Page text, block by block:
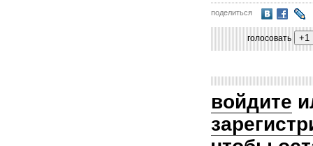
поделиться
голосовать
войдите